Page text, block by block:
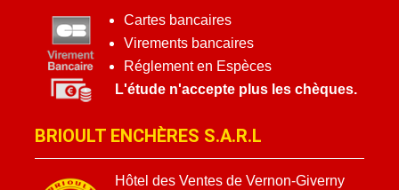
Cartes bancaires
Virements bancaires
Réglement en Espèces
L'étude n'accepte plus les chèques.
BRIOULT ENCHÈRES S.A.R.L
Hôtel des Ventes de Vernon-Giverny